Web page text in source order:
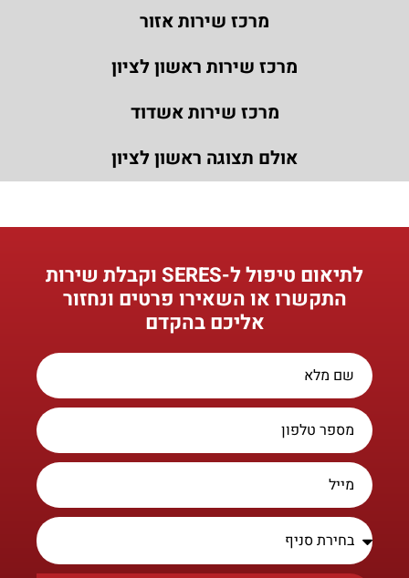
מרכז שירות אזור
מרכז שירות ראשון לציון
מרכז שירות אשדוד
אולם תצוגה ראשון לציון
לתיאום טיפול ל-SERES וקבלת שירות
התקשרו או השאירו פרטים ונחזור
אליכם בהקדם